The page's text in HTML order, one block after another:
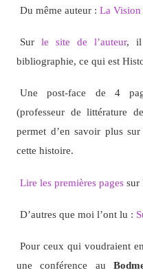
Du même auteur : La Vision
Sur le site de l’auteur, il
bibliographie, ce qui est
Une post-face de 4
(professeur de littérature
permet d’en savoir plus
cette histoire.
Lire les premières pagessur
D’autres que moi l’ont lu :
Pour ceux qui voudraient
une conférence au